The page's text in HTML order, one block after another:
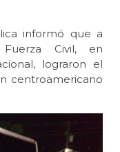
informó que a
Civil, en
lograron el
centroamericano